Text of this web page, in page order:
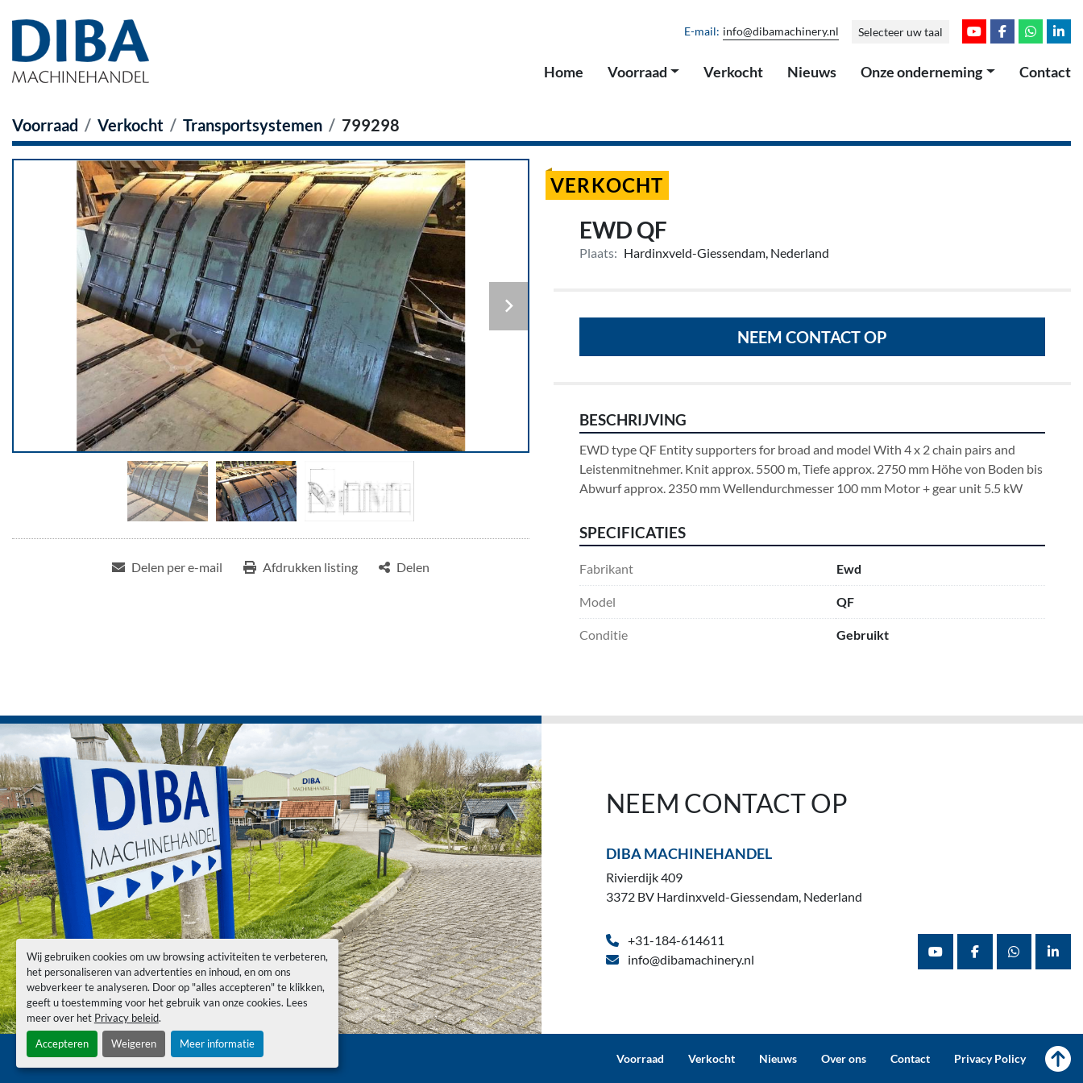
Wij gebruiken cookies om uw browsing activiteiten te verbeteren,
het personaliseren van advertenties en inhoud, en om ons
webverkeer te analyseren. Door op "alles accepteren" te klikken,
geeft u toestemming voor het gebruik van onze cookies. Lees
meer over het Privacy beleid.
Accepteren Weigeren Meer informatie
E-mail: info@dibamachinery.nl Selecteer uw taal
youtubefacebook
Home Voorraad Verkocht Nieuws Onze onderneming Contact
Voorraad Verkocht Transportsystemen 799298
Delen per e-mail Afdrukken listing Delen
VERKOCHT
EWD QF
Plaats: Hardinxveld-Giessendam, Nederland
NEEM CONTACT OP
BESCHRIJVING
EWD type QF Entity supporters for broad and model With 4 x 2 chain pairs and
Leistenmitnehmer. Knit approx. 5500 m, Tiefe approx. 2750 mm Höhe von Boden bis
Abwurf approx. 2350 mm Wellendurchmesser 100 mm Motor + gear unit 5.5 kW
SPECIFICATIES
Fabrikant Ewd
Model QF
Conditie Gebruikt
NEEM CONTACT OP
DIBA MACHINEHANDEL
Rivierdijk 409
3372 BV Hardinxveld-Giessendam, Nederland
+31-184-614611
info@dibamachinery.nl
youtubefacebookwhatsapp
Cookies beheren © Copyright Diba Machinehandel Voorraad Verkocht Nieuws Over ons Contact Privacy Policy